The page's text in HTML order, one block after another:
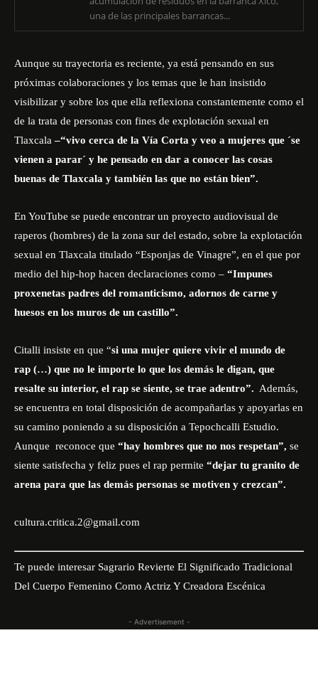
una de las principales barrancas...
Aunque su trayectoria es reciente, ya está pensando en sus
próximas colaboraciones y los temas que le han insistido
visibilizar y sobre los que ella reflexiona constantemente como el
de la trata de personas con fines de explotación sexual en
Tlaxcala–“vivo cerca de la Vía Corta y veo a mujeres que ´se
vienen a parar´ y he pensado en dar a conocer las cosas
buenas de Tlaxcala y también las que no están bien”.
En YouTube se puede encontrar un proyecto audiovisual de
raperos (hombres) de la zona sur del estado, sobre la explotación
sexual en Tlaxcala titulado “Esponjas de Vinagre”, en el que por
medio del hip-hop hacen declaraciones como – “Impunes
proxenetas padres del romanticismo, adornos de carne y
huesos en los muros de un castillo”.
Citalli insiste en que “si una mujer quiere vivir el mundo de
rap (…) que no le importe lo que los demás le digan, que
resalte su interior, el rap se siente, se trae adentro”. Además,
se encuentra en total disposición de acompañarlas y apoyarlas en
su camino poniendo a su disposición a Tepochcalli Estudio.
Aunque reconoce que “hay hombres que no nos respetan”, se
siente satisfecha y feliz pues el rap permite “dejar tu granito de
arena para que las demás personas se motiven y crezcan”.
cultura.critica.2@gmail.com
Te puede interesar Sagrario Revierte El Significado Tradicional
Del Cuerpo Femenino Como Actriz Y Creadora Escénica
- Advertisement -